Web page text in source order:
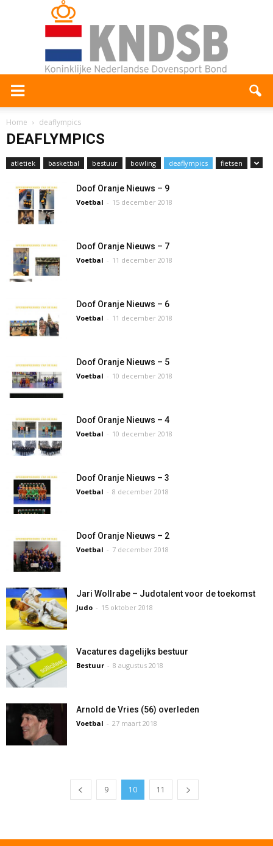
Home deaflympics
DEAFLYMPICS
atletiek basketbal bestuur bowling deaflympics fietsen
Doof Oranje Nieuws – 9
Voetbal - 15 december 2018
Doof Oranje Nieuws – 7
Voetbal - 11 december 2018
Doof Oranje Nieuws – 6
Voetbal - 11 december 2018
Doof Oranje Nieuws – 5
Voetbal - 10 december 2018
Doof Oranje Nieuws – 4
Voetbal - 10 december 2018
Doof Oranje Nieuws – 3
Voetbal - 8 december 2018
Doof Oranje Nieuws – 2
Voetbal - 7 december 2018
Jari Wollrabe – Judotalent voor de toekomst
Judo - 15 oktober 2018
Vacatures dagelijks bestuur
Bestuur - 8 augustus 2018
Arnold de Vries (56) overleden
Voetbal - 27 maart 2018
9 10 11